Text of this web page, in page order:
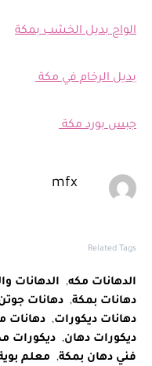
الواح بديل الخشب بمكة
بديل الرخام في مكة
جبس بورد مكة
mfx
Related Tags
الدهانات مكه, الدهانات
دهانات بمكة, دهانات
دهانات ديكورات, دهانات
ديكورات دهان, ديكورات
فني دهان بمكة, معلم